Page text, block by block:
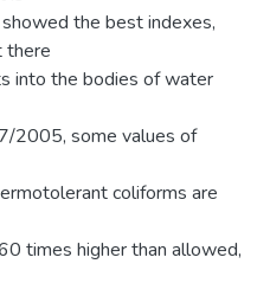
the best indexes,
there
into the bodies of water
2005, some values of
coliforms are
times higher than allowed,